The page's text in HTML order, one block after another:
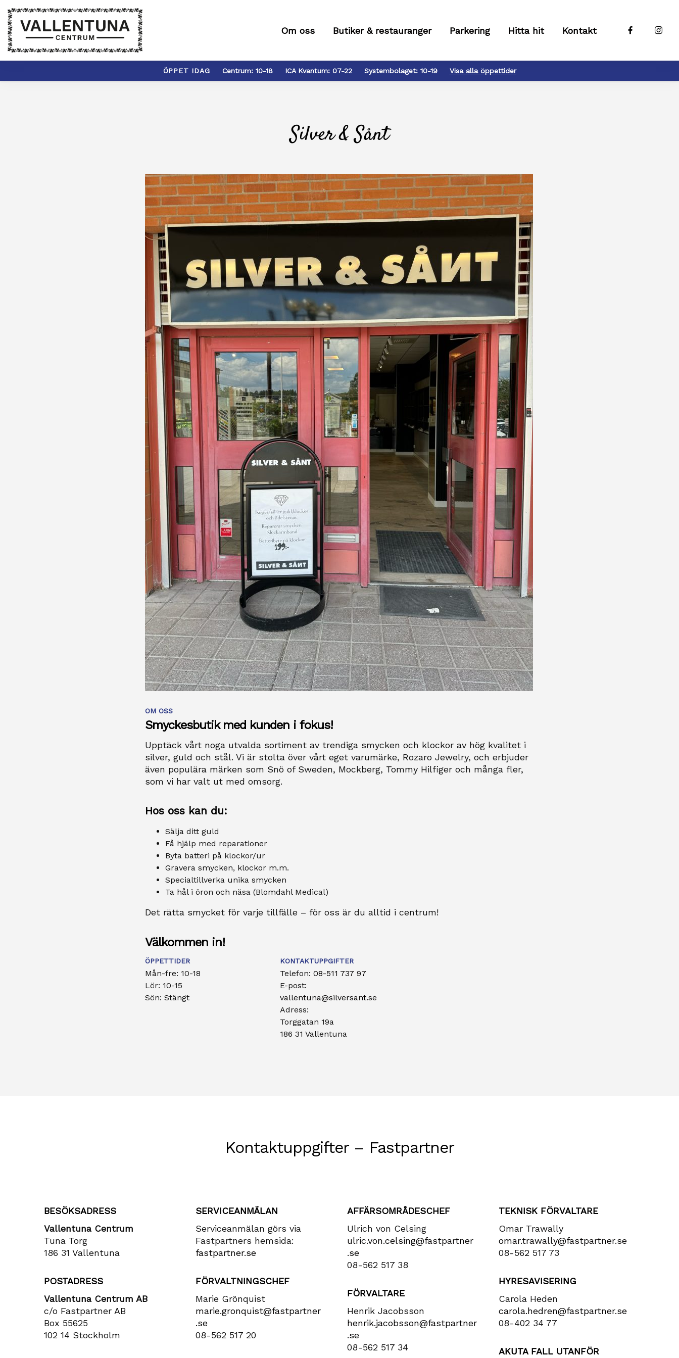
Om oss Butiker & restauranger Parkering Hitta hit Kontakt
ÖPPET IDAG Centrum: 10-18 ICA Kvantum: 07-22 Systembolaget: 10-19 Visa alla öppettider
Silver & Sånt
OM OSS
Smyckesbutik med kunden i fokus!
Upptäck vårt noga utvalda sortiment av trendiga smycken och klockor av hög kvalitet i
silver, guld och stål. Vi är stolta över vårt eget varumärke, Rozaro Jewelry, och erbjuder
även populära märken som Snö of Sweden, Mockberg, Tommy Hilfiger och många fler,
som vi har valt ut med omsorg.
Hos oss kan du:
Sälja ditt guld
Få hjälp med reparationer
Byta batteri på klockor/ur
Gravera smycken, klockor m.m.
Specialtillverka unika smycken
Ta hål i öron och näsa (Blomdahl Medical)
Det rätta smycket för varje tillfälle – för oss är du alltid i centrum!
Välkommen in!
ÖPPETTIDER
Mån-fre: 10-18
Lör: 10-15
Sön: Stängt
KONTAKTUPPGIFTER
Telefon: 08-511 737 97
E-post:
vallentuna@silversant.se
Adress:
Torggatan 19a
186 31 Vallentuna
Kontaktuppgifter – Fastpartner
BESÖKSADRESS
Vallentuna Centrum
Tuna Torg
186 31 Vallentuna
POSTADRESS
Vallentuna Centrum AB
c/o Fastpartner AB
Box 55625
102 14 Stockholm
SERVICEANMÄLAN
Serviceanmälan görs via
Fastpartners hemsida:
fastpartner.se
FÖRVALTNINGSCHEF
Marie Grönquist
marie​.gronquist​@fastpartner​
.se
08-562 517 20
AFFÄRSOMRÅDESCHEF
Ulrich von Celsing
ulric​.von​.celsing​@fastpartner​
.se
08-562 517 38
FÖRVALTARE
Henrik Jacobsson
henrik​.jacobsson​@fastpartner​
.se
08-562 517 34
TEKNISK FÖRVALTARE
Omar Trawally
omar.trawally@fastpartner.se
08-562 517 73
HYRESAVISERING
Carola Heden
carola​.hedren​@fastpartner​.se
08-402 34 77
AKUTA FALL UTANFÖR